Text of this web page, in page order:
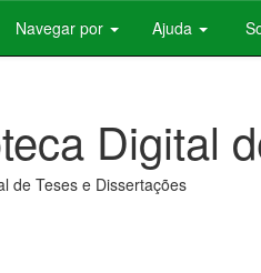
Navegar por Ajuda
Digital
de Teses e Dissertações